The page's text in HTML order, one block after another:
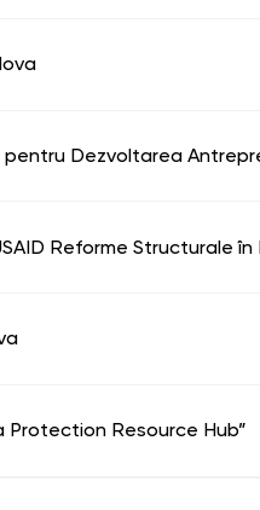
Dezvoltarea
Reforme Structurale în
Protection Resource Hub”